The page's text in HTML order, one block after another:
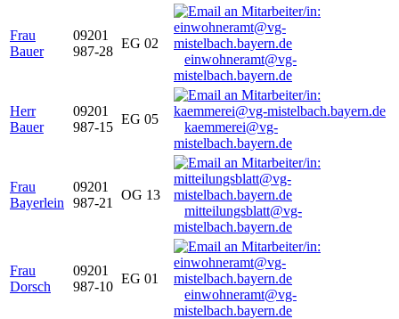
Frau
Bauer
09201
987-28
EG 02
einwohneramt@vg-
mistelbach.bayern.de
Herr
Bauer
09201
987-15
EG 05
kaemmerei@vg-
mistelbach.bayern.de
Frau
Bayerlein
09201
987-21
OG 13
mitteilungsblatt@vg-
mistelbach.bayern.de
Frau
Dorsch
09201
987-10
EG 01
einwohneramt@vg-
mistelbach.bayern.de